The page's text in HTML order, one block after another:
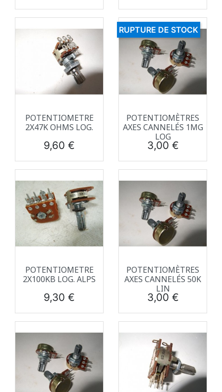
POTENTIOMETRE
2X47K OHMS LOG.
Prix
9,60 €
POTENTIOMÈTRES
AXES CANNELÉS 1MG
LOG
Prix
3,00 €
RUPTURE DE STOCK
POTENTIOMETRE
2X100KB LOG. ALPS
Prix
9,30 €
POTENTIOMÈTRES
AXES CANNELÉS 50K
LIN
Prix
3,00 €